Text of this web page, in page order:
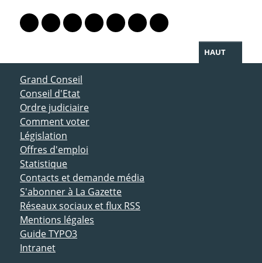
Lien vers le profil Mastodon
Lien vers le profil Bluesky
Lien vers le profil Instagram
Lien vers le profil Linkedin
Lien vers le profil Facebook
Lien vers le profil Twitter
Partager par WhatsApp
HAUT
ACCÈS DIRECT
Grand Conseil
Conseil d'Etat
Ordre judiciaire
Comment voter
Législation
Offres d'emploi
Statistique
Contacts et demande média
S'abonner à La Gazette
Réseaux sociaux et flux RSS
Mentions légales
Guide TYPO3
Intranet